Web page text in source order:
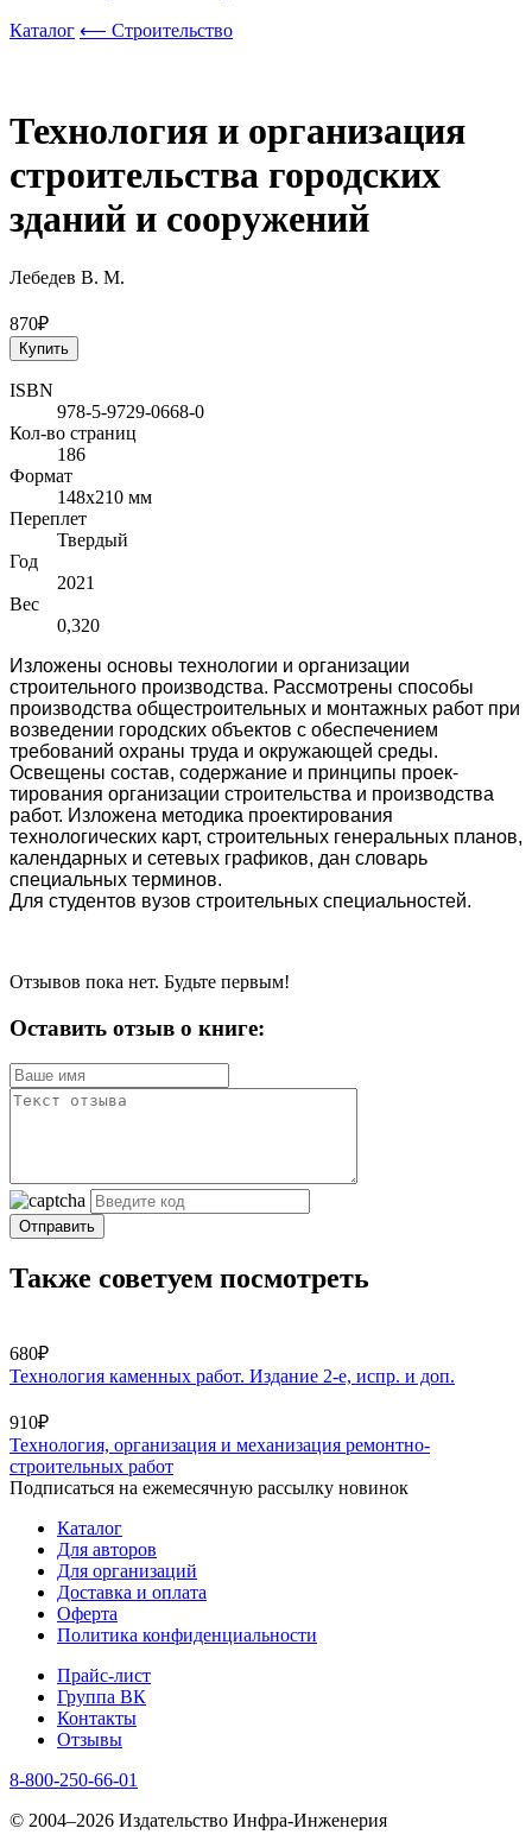
Каталог ⟵ Строительство
Технология и организация
строительства городских
зданий и сооружений
Лебедев В. М.
870₽
Купить
ISBN
978-5-9729-0668-0
Кол-во страниц
186
Формат
148x210 мм
Переплет
Твердый
Год
2021
Вес
0,320
Изложены основы технологии и организации
строительного производ­ства. Рассмотрены способы
производства общестроительных и монтажных ра­бот при
возведении городских объектов с обеспечением
требований охраны труда и окружающей среды.
Освещены состав, содержание и принципы проек­
тирования организации строительства и производства
работ. Изложена методи­ка проектирования
технологических карт, строительных генеральных планов,
календарных и сетевых графиков, дан словарь
специальных терминов.
Для студентов вузов строительных специальностей.
Отзывов пока нет. Будьте первым!
Оставить отзыв о книге:
Отправить
Также советуем посмотреть
680₽
Технология каменных работ. Издание 2-е, испр. и доп.
910₽
Технология, организация и механизация ремонтно-
строительных работ
Подписаться на ежемесячную рассылку новинок
Каталог
Для авторов
Для организаций
Доставка и оплата
Оферта
Политика конфиденциальности
Прайс-лист
Группа ВК
Контакты
Отзывы
8-800-250-66-01
© 2004–2026 Издательство Инфра-Инженерия